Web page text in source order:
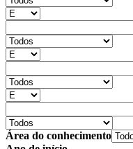
Área do conhecimento